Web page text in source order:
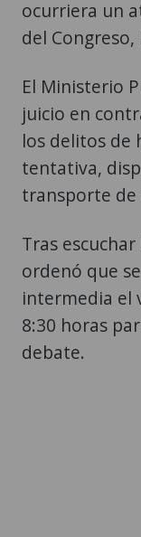
ocurriera un
del Congreso,
El Ministerio
juicio en
los delitos de
tentativa,
transporte de
Tras
ordenó que
intermedia el
8:30 horas
debate.